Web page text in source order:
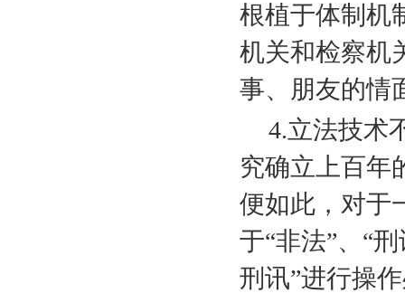
根植于体制机
机关和检察机
事、朋友的情
4.立法技术
究确立上百年
便如此，对于
于“非法”、“
刑讯”进行操